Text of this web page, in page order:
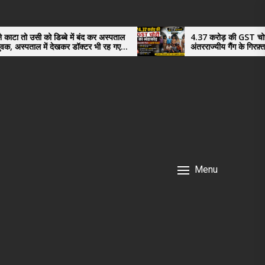
डिब्बे में बंद कर अस्पताल
डॉक्टर भी रह गए
4.37 करोड़ की GST चोरी का भंडाफोड़,
अंतरराज्यीय गैंग के गिरफ़्तार तीनो
नगर के, साइबर ठगी छोड़ अपनाया नया
Menu